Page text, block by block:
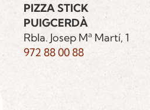
PIZZA STICK
PUIGCERDÀ
Rbla. Josep Mª Martí, 1
972 88 00 88